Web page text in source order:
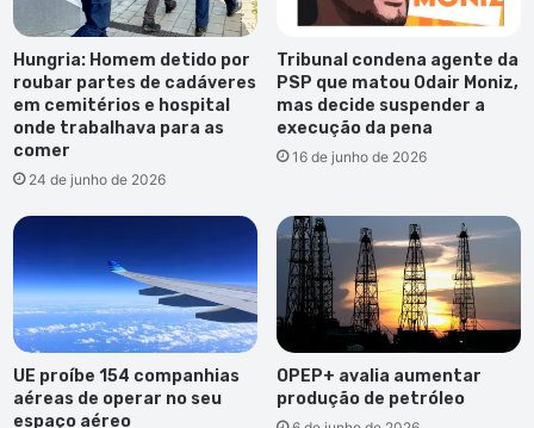
Hungria: Homem detido por
roubar partes de cadáveres
em cemitérios e hospital
onde trabalhava para as
comer
24 de junho de 2026
Tribunal condena agente da
PSP que matou Odair Moniz,
mas decide suspender a
execução da pena
16 de junho de 2026
UE proíbe 154 companhias
aéreas de operar no seu
espaço aéreo
OPEP+ avalia aumentar
produção de petróleo